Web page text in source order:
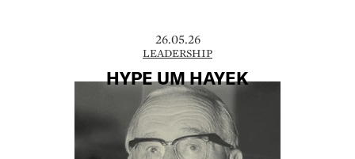
26.05.26
LEADERSHIP
HYPE UM HAYEK